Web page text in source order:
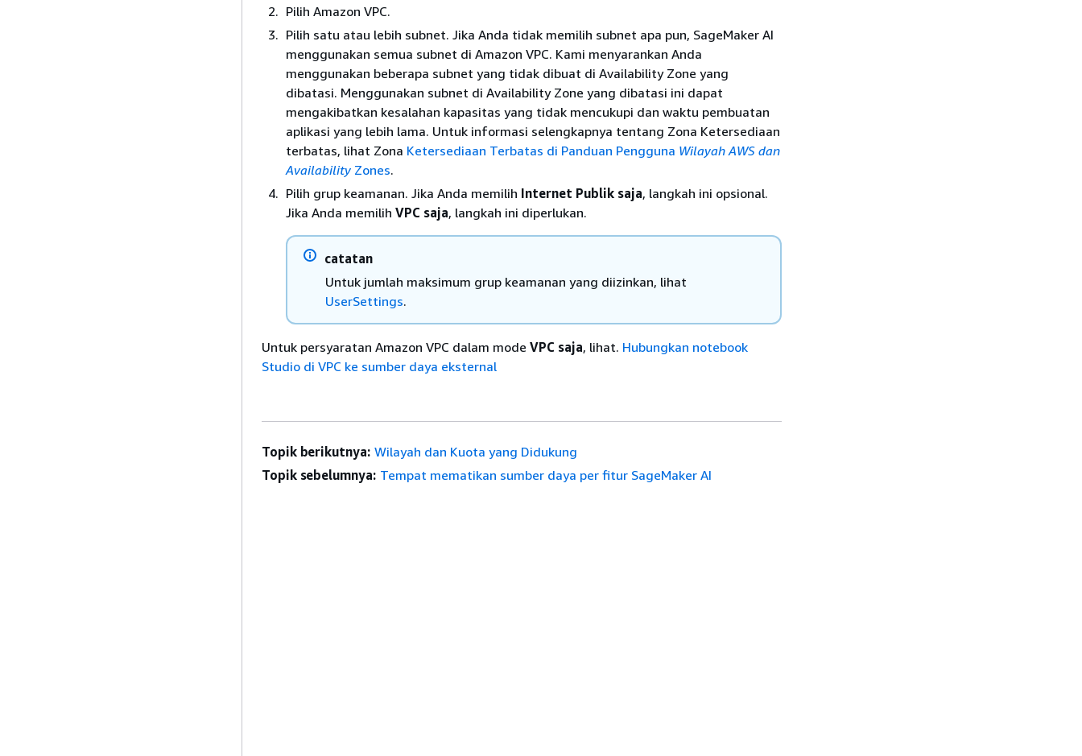
Pilih Amazon VPC.
Pilih satu atau lebih subnet. Jika Anda tidak memilih subnet apa pun, SageMaker AI
menggunakan semua subnet di Amazon VPC. Kami menyarankan Anda
menggunakan beberapa subnet yang tidak dibuat di Availability Zone yang
dibatasi. Menggunakan subnet di Availability Zone yang dibatasi ini dapat
mengakibatkan kesalahan kapasitas yang tidak mencukupi dan waktu pembuatan
aplikasi yang lebih lama. Untuk informasi selengkapnya tentang Zona Ketersediaan
terbatas, lihat Zona Ketersediaan Terbatas di Panduan Pengguna Wilayah AWS dan
Availability Zones.
Pilih grup keamanan. Jika Anda memilih Internet Publik saja, langkah ini opsional.
Jika Anda memilih VPC saja, langkah ini diperlukan.
catatan
Untuk jumlah maksimum grup keamanan yang diizinkan, lihat
UserSettings.
Untuk persyaratan Amazon VPC dalam mode VPC saja, lihat. Hubungkan notebook
Studio di VPC ke sumber daya eksternal
Topik berikutnya: Wilayah dan Kuota yang Didukung
Topik sebelumnya: Tempat mematikan sumber daya per fitur SageMaker AI